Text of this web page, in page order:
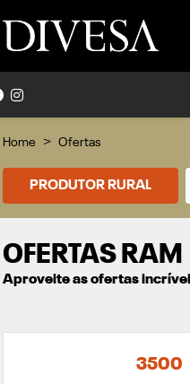
Home Ofertas
PRODUTOR RURAL
OFERTAS RAM
Aproveite as ofertas
3500